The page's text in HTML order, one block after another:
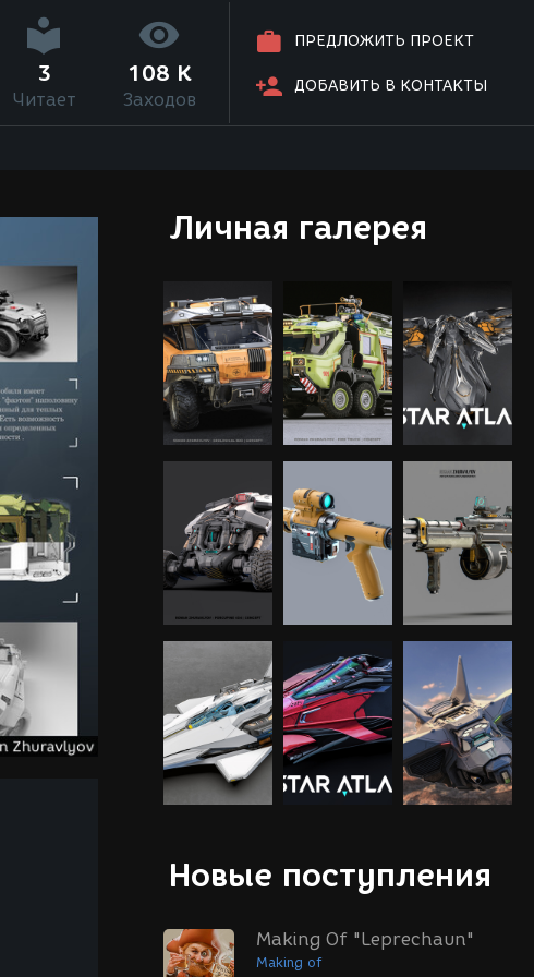
ПРЕДЛОЖИТЬ ПРОЕКТ
ДОБАВИТЬ В КОНТАКТЫ
3
Читает
108 K
Заходов
Личная галерея
Новые поступления
Making Of "Leprechaun"
Making of